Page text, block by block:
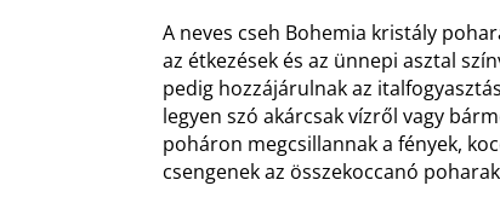
A neves cseh Bohemia kristály
az étkezések és az ünnepi asztal
pedig hozzájárulnak az
legyen szó akárcsak vízről vagy
poháron megcsillannak a fények,
csengenek az összekoccanó